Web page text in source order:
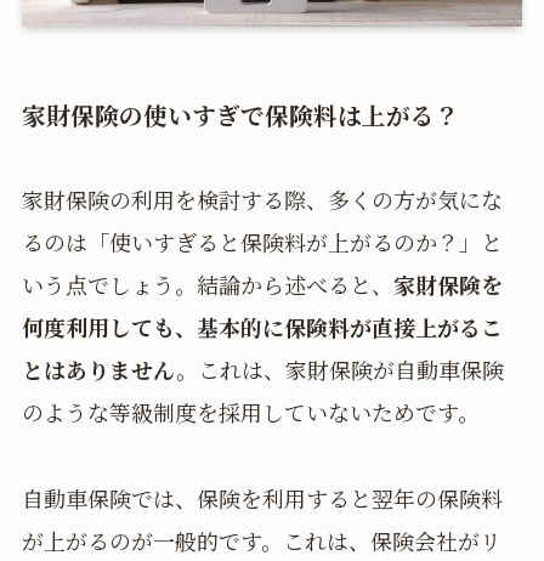
家財保険の使いすぎで保険料は上がる？
家財保険の利用を検討する際、多くの方が気にな
るのは「使いすぎると保険料が上がるのか？」と
いう点でしょう。結論から述べると、 家財保険を
何度利用しても、基本的に保険料が直接上がるこ
とはありません。 これは、家財保険が自動車保険
のような等級制度を採用していないためです。
自動車保険では、保険を利用すると翌年の保険料
が上がるのが一般的です。これは、保険会社がリ